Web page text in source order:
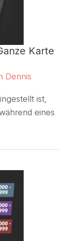
Karte
Dennis
ist,
eines